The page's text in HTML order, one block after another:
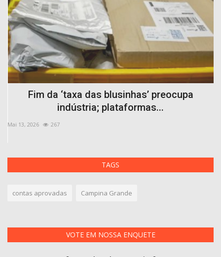
Fim da ‘taxa das blusinhas’ preocupa
indústria; plataformas...
Mai 13, 2026 267
TAGS
contas aprovadas Campina Grande
VOTE EM NOSSA ENQUETE